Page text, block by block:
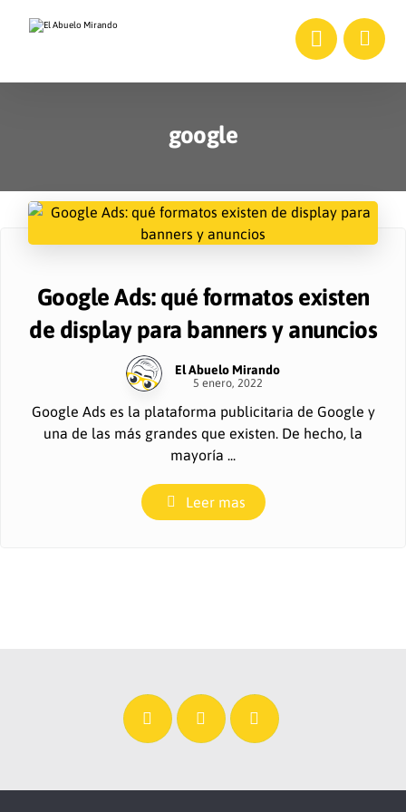
google
Google Ads: qué formatos existen
de display para banners y anuncios
El Abuelo Mirando
5 enero, 2022
Google Ads es la plataforma publicitaria de Google y
una de las más grandes que existen. De hecho, la
mayoría ...
Leer mas